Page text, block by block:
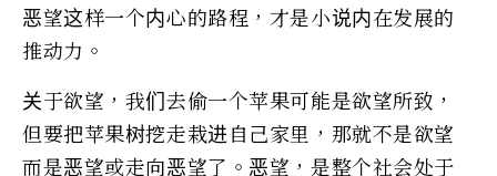
恶望这样一个内心的路程，才是小说内在发展的
推动力。
关于欲望，我们去偷一个苹果可能是欲望所致，
但要把苹果树挖走栽进自己家里，那就不是欲望
而是恶望或走向恶望了。恶望，是整个社会处于